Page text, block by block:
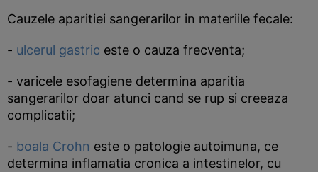
Cauzele aparitiei sangerarilor in materiile fecale:
- ulcerul gastric este o cauza frecventa;
- varicele esofagiene determina aparitia
sangerarilor doar atunci cand se rup si creeaza
complicatii;
- boala Crohn este o patologie autoimuna, ce
determina inflamatia cronica a intestinelor, cu